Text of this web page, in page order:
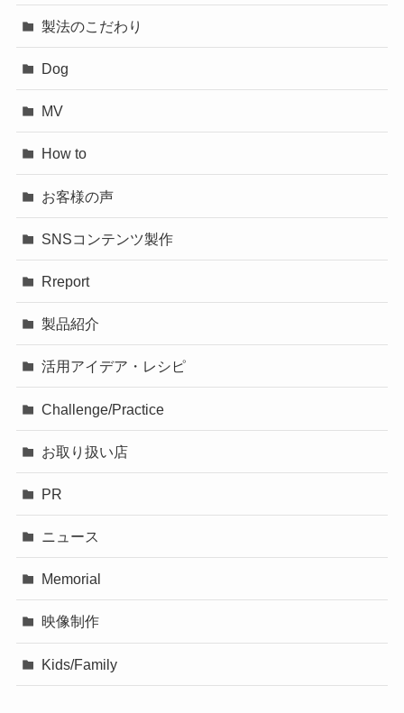
製法のこだわり
Dog
MV
How to
お客様の声
SNSコンテンツ製作
Rreport
製品紹介
活用アイデア・レシピ
Challenge/Practice
お取り扱い店
PR
ニュース
Memorial
映像制作
Kids/Family